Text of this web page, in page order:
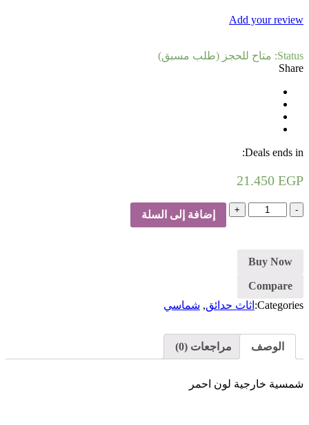
Add your review
Status: متاح للحجز (طلب مسبق)
Share
Deals ends in:
21.450 EGP
كمية
إضافة إلى السلة
Buy Now
Compare
Categories: اثاث حدائق, شماسي
الوصف مراجعات (0)
شمسية خارجية لون احمر